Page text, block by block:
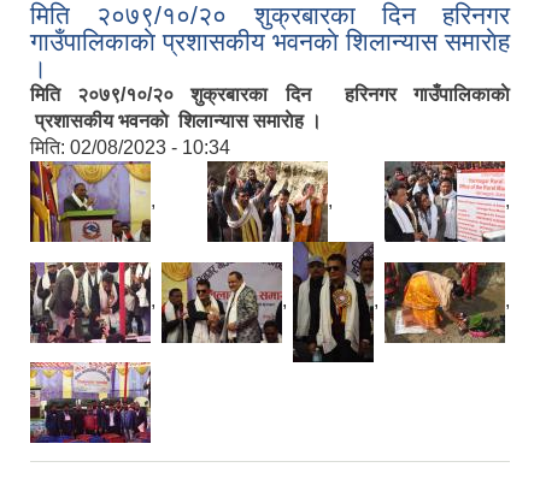
मिति २०७९/१०/२० शुक्रबारका दिन हरिनगर
गाउँपालिकाकाे प्रशासकीय भवनकाे शिलान्यास समाराेह
।
मिति २०७९/१०/२० शुक्रबारका दिन हरिनगर गाउँपालिकाकाे
प्रशासकीय भवनकाे शिलान्यास समाराेह ।
मिति: 02/08/2023 - 10:34
, , ,
, , , ,